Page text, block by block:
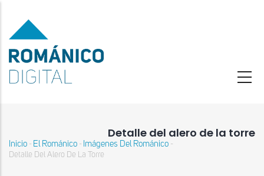
contenido
principal
Detalle del alero de la torre
Sobrescribir
Inicio - El Románico - Imágenes Del Románico -
Detalle Del Alero De La Torre